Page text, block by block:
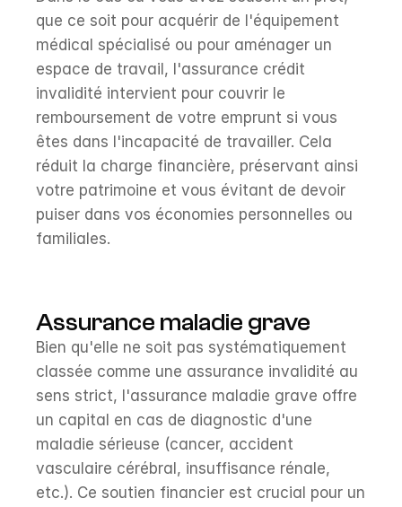
que ce soit pour acquérir de l'équipement
médical spécialisé ou pour aménager un
espace de travail, l'assurance crédit
invalidité intervient pour couvrir le
remboursement de votre emprunt si vous
êtes dans l'incapacité de travailler. Cela
réduit la charge financière, préservant ainsi
votre patrimoine et vous évitant de devoir
puiser dans vos économies personnelles ou
familiales.
Assurance maladie grave
Bien qu'elle ne soit pas systématiquement
classée comme une assurance invalidité au
sens strict, l'assurance maladie grave offre
un capital en cas de diagnostic d'une
maladie sérieuse (cancer, accident
vasculaire cérébral, insuffisance rénale,
etc.). Ce soutien financier est crucial pour un